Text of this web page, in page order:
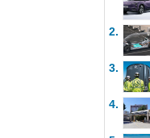
2.
3.
4.